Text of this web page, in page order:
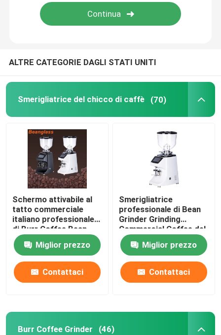
ALTRE CATEGORIE DAGLI STATI UNITI
Smerigliatrice del chicco di caffè (70)
Schermo attivabile al
tatto commerciale
italiano professionale
di Burr Coffee Bean
Grinder With LED
Miglior prezzo
Contattaci
Smerigliatrice
professionale di Bean
Grinder Grinding
Commercial Coffee del
caffè del caffè
espressoMiglior prezzo
Contattaci
Burr Coffee Grinder (46)